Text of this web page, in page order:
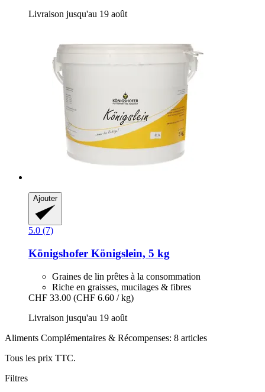
Livraison jusqu'au 19 août
Ajouter
5.0 (7)
Königshofer Königslein, 5 kg
Graines de lin prêtes à la consommation
Riche en graisses, mucilages & fibres
CHF 33.00 (CHF 6.60 / kg)
Livraison jusqu'au 19 août
Aliments Complémentaires & Récompenses: 8 articles
Tous les prix TTC.
Filtres